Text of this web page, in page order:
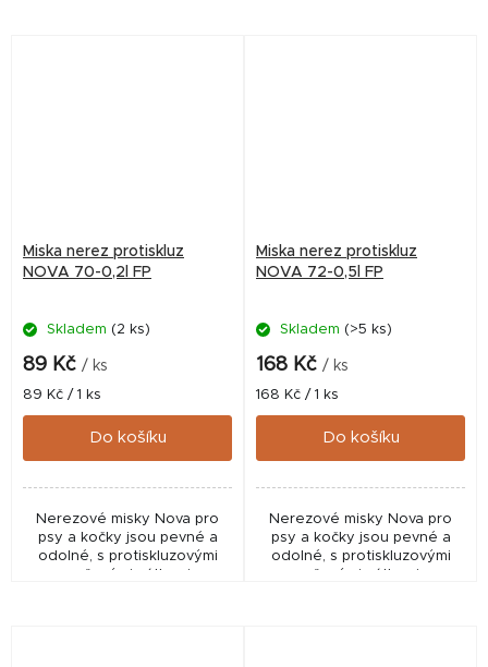
Miska nerez protiskluz
NOVA 70-0,2l FP
Skladem (2 ks)
89 Kč / ks
Měrná
cena:
89 Kč / 1 ks
Do košíku
Nerezové misky Nova pro
psy a kočky jsou pevné a
odolné, s protiskluzovými
pryžovými zátkami.
Miska nerez protiskluz
NOVA 72-0,5l FP
Skladem (>5 ks)
168 Kč / ks
Měrná
cena:
168 Kč / 1 ks
Do košíku
Nerezové misky Nova pro
psy a kočky jsou pevné a
odolné, s protiskluzovými
pryžovými zátkami a